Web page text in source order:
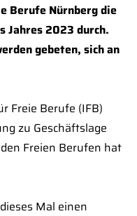
Berufe Nürnberg die
Jahres 2023 durch.
gebeten, sich an
Freie Berufe (IFB)
zu Geschäftslage
Freien Berufen hat
Mal einen